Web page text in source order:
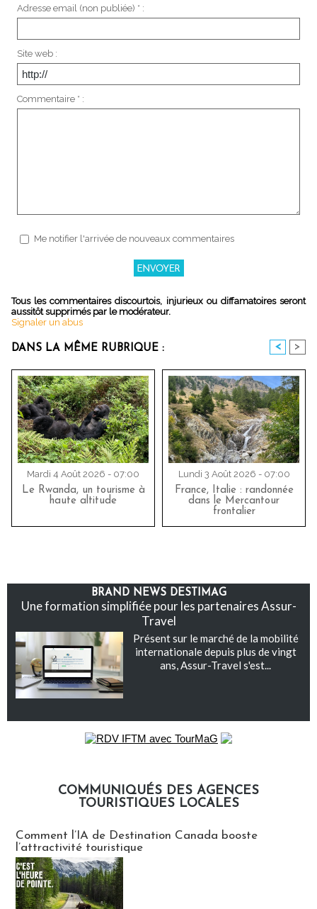
Adresse email (non publiée) * :
Site web :
Commentaire * :
Me notifier l'arrivée de nouveaux commentaires
Tous les commentaires discourtois, injurieux ou diffamatoires seront
aussitôt supprimés par le modérateur.
Signaler un abus
DANS LA MÊME RUBRIQUE : < >
Mardi 4 Août 2026 - 07:00
Le Rwanda, un tourisme à
haute altitude
Lundi 3 Août 2026 - 07:00
France, Italie : randonnée
dans le Mercantour
frontalier
BRAND NEWS DESTIMAG
Une formation simplifiée pour les partenaires Assur-
Travel
Présent sur le marché de la mobilité
internationale depuis plus de vingt
ans, Assur-Travel s'est...
COMMUNIQUÉS DES AGENCES
TOURISTIQUES LOCALES
Comment l’IA de Destination Canada booste
l’attractivité touristique